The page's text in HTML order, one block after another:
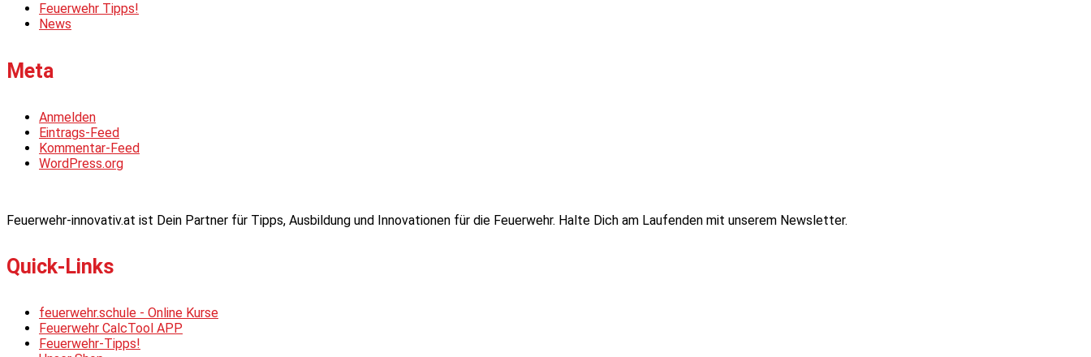
Feuerwehr Tipps!
News
Meta
Anmelden
Eintrags-Feed
Kommentar-Feed
WordPress.org
Feuerwehr-innovativ.at ist Dein Partner für Tipps, Ausbildung und Innovationen für die Feuerwehr. Halte Dich am Laufenden mit unserem Newsletter.
Quick-Links
feuerwehr.schule - Online Kurse
Feuerwehr CalcTool APP
Feuerwehr-Tipps!